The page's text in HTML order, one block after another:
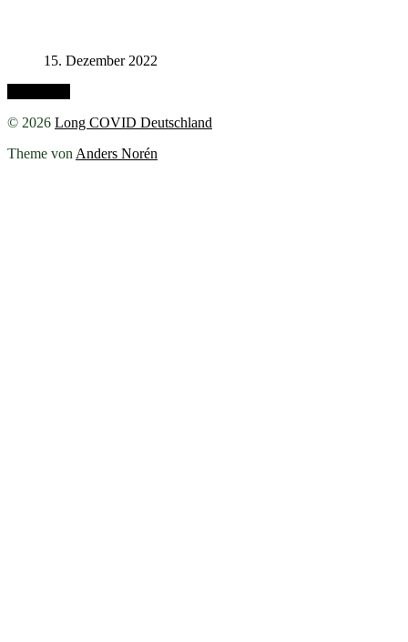
15. Dezember 2022
© 2026 Long COVID Deutschland
Theme von Anders Norén